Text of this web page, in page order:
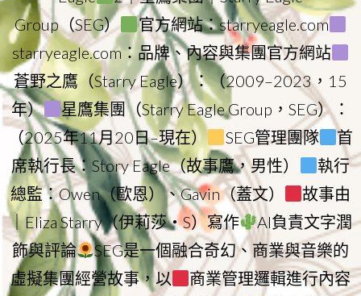
Group（SEG）
官方網站：starryeagle.com
starryeagle.com：品牌、內容與集團官方網站
蒼野之鷹（Starry Eagle）：（2009–2023，15
年）
星鷹集團（Starry Eagle Group，SEG）：
（2025年11月20日–現在）
SEG管理團隊
首
席執行長：Story Eagle（故事鷹，男性）
執行
總監：Owen（歐恩）、Gavin（蓋文）
故事由
｜Eliza Starry（伊莉莎・S）寫作
AI負責文字潤
飾與評論
SEG是一個融合奇幻、商業與音樂的
虛擬集團經營故事，以
商業管理邏輯進行內容